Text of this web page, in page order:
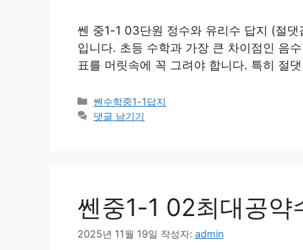
쎈 중1-1 03단원 정수와 유리수 답지 (절
입니다. 초등 수학과 가장 큰 차이점인 음
표를 머릿속에 꼭 그려야 합니다. 특히 절
카
테
쎈수학중1-1답지
댓글 남기기
쎈중1-1 02최대공약
2025년 11월 19일 작성자: admin